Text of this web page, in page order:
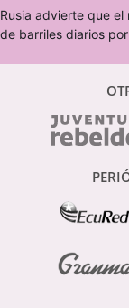
Rusia advierte que
de barriles diarios